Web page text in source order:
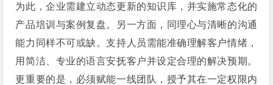
为此，企业需建立动态更新的知识库，并实施常态化的
产品培训与案例复盘。另一方面，同理心与清晰的沟通
能力同样不可或缺。支持人员需能准确理解客户情绪，
用简洁、专业的语言安抚客户并设定合理的解决预期。
更重要的是，必须赋能一线团队，授予其在一定权限内